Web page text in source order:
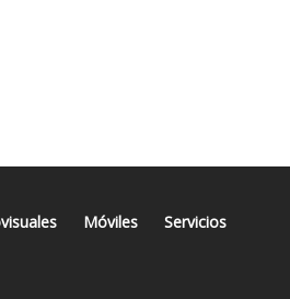
Móviles Servicios